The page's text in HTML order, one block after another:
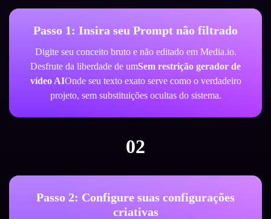
Passo 1: Insira seu Prompt não filtrado
Digite seu conceito bruto e não editado em Media.io.
Desfrute da liberdade de umSem restrição gerador de
vídeo AIOnde seu texto exato serve como o verdadeiro
projeto, sem substituições ocultas do sistema.
02
Passo 2: Configure suas configurações
criativas